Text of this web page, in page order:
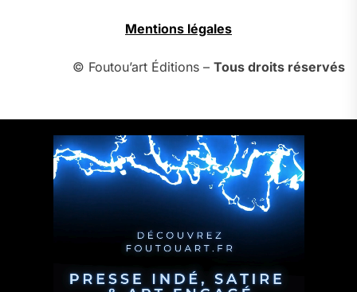
Mentions légales
© Foutou’art Éditions – Tous droits réservés